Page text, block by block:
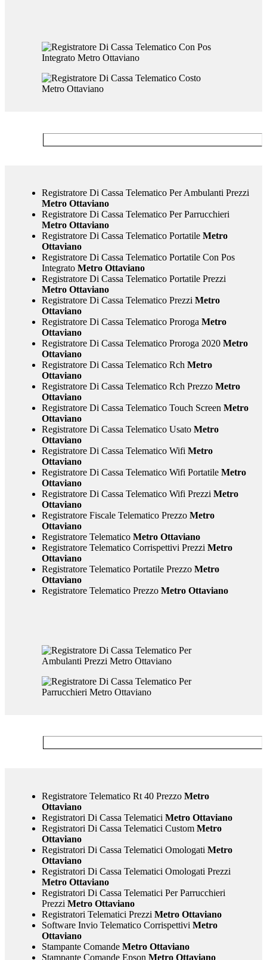
Registratore Di Cassa Telematico Per Ambulanti Prezzi
Metro Ottaviano
Registratore Di Cassa Telematico Per Parrucchieri
Metro Ottaviano
Registratore Di Cassa Telematico PortatileMetro
Ottaviano
Registratore Di Cassa Telematico Portatile Con Pos
IntegratoMetro Ottaviano
Registratore Di Cassa Telematico Portatile Prezzi
Metro Ottaviano
Registratore Di Cassa Telematico Prezzi Metro
Ottaviano
Registratore Di Cassa Telematico Proroga Metro
Ottaviano
Registratore Di Cassa Telematico Proroga 2020Metro
Ottaviano
Registratore Di Cassa Telematico Rch Metro
Ottaviano
Registratore Di Cassa Telematico Rch PrezzoMetro
Ottaviano
Registratore Di Cassa Telematico Touch Screen Metro
Ottaviano
Registratore Di Cassa Telematico UsatoMetro
Ottaviano
Registratore Di Cassa Telematico Wifi Metro
Ottaviano
Registratore Di Cassa Telematico Wifi PortatileMetro
Ottaviano
Registratore Di Cassa Telematico Wifi Prezzi Metro
Ottaviano
Registratore Fiscale Telematico PrezzoMetro
Ottaviano
Registratore TelematicoMetro Ottaviano
Registratore Telematico Corrispettivi Prezzi Metro
Ottaviano
Registratore Telematico Portatile PrezzoMetro
Ottaviano
Registratore Telematico PrezzoMetro Ottaviano
Registratore Telematico Rt 40 PrezzoMetro
Ottaviano
Registratori Di Cassa Telematici Metro Ottaviano
Registratori Di Cassa Telematici CustomMetro
Ottaviano
Registratori Di Cassa Telematici Omologati Metro
Ottaviano
Registratori Di Cassa Telematici Omologati Prezzi
Metro Ottaviano
Registratori Di Cassa Telematici Per Parrucchieri
Prezzi Metro Ottaviano
Registratori Telematici Prezzi Metro Ottaviano
Software Invio Telematico Corrispettivi Metro
Ottaviano
Stampante ComandeMetro Ottaviano
Stampante Comande Epson Metro Ottaviano